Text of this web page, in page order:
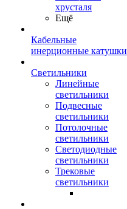
хрусталя
Ещё
Кабельные
инерционные катушки
Светильники
Линейные
светильники
Подвесные
светильники
Потолочные
светильники
Светодиодные
светильники
Трековые
светильники